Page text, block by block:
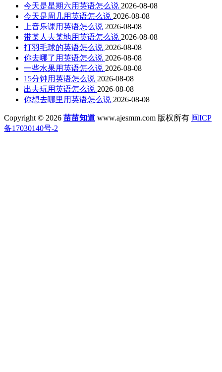
今天是星期六用英语怎么说 2026-08-08
今天是周几用英语怎么说 2026-08-08
上音乐课用英语怎么说 2026-08-08
带某人去某地用英语怎么说 2026-08-08
打羽毛球的英语怎么说 2026-08-08
你去哪了用英语怎么说 2026-08-08
一些水果用英语怎么说 2026-08-08
15分钟用英语怎么说 2026-08-08
出去玩用英语怎么说 2026-08-08
你想去哪里用英语怎么说 2026-08-08
Copyright © 2026 苗苗知道 www.ajesmm.com 版权所有 闽ICP
备17030140号-2